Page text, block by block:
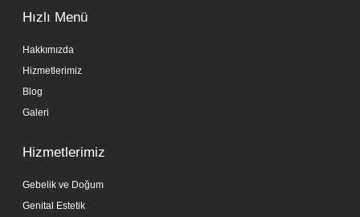
Hızlı Menü
Hakkımızda
Hizmetlerimiz
Blog
Galeri
Hizmetlerimiz
Gebelik ve Doğum
Genital Estetik